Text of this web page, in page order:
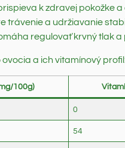
prispieva k zdravej pokožke
trávenie a udržiavanie
regulovať krvný tlak
a ich vitamínový
100g)
0
54